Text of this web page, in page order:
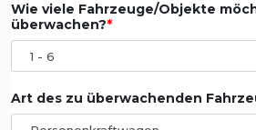
Wie viele Fahrzeuge/Objekte
überwachen?
Art des zu überwachenden